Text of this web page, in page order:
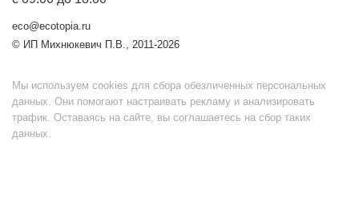
eco@ecotopia.ru
© ИП Михнюкевич П.В., 2011-2026
Мы используем cookies для сбора обезличенных персональных
данных. Они помогают настраивать рекламу и анализировать
трафик. Оставаясь на сайте, вы соглашаетесь на сбор таких
данных.